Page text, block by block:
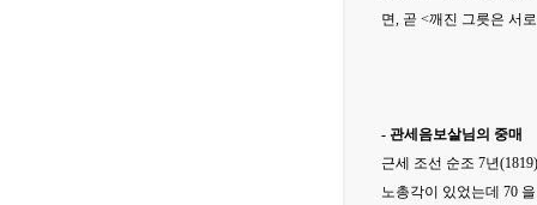
면, 곧 <깨진 그릇은 서
- 관세음보살님의 중매
근세 조선 순조 7년
노총각이 있었는데 70